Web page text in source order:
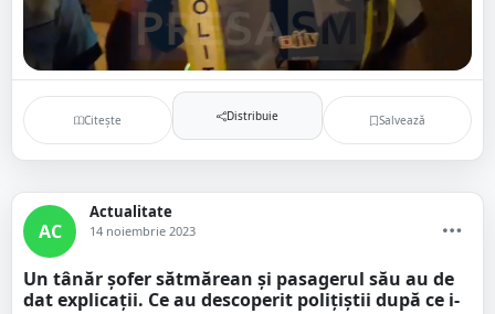
Citește Distribuie Salvează
AC
Actualitate
14 noiembrie 2023
Un tânăr șofer sătmărean și pasagerul său au de
dat explicații. Ce au descoperit polițiștii după ce i-